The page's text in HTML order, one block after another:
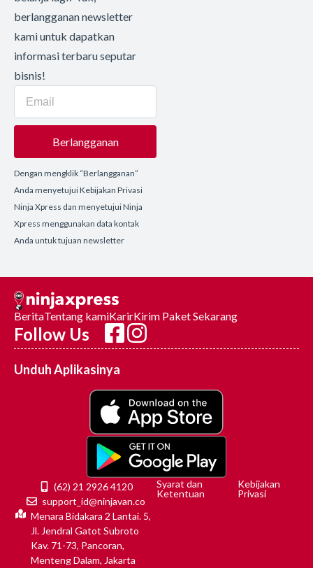
berlangganan newsletter
kami untuk dapatkan
informasi terbaru seputar
bisnis!
Berlangganan
Dengan mengklik “Berlangganan”
Anda menyetujui Kebijakan Privasi
Ninja Xpress dan menyetujui Ninja
Xpress menggunakan data kontak
Anda untuk tujuan newsletter
BeritaTentang kamiKarirKirim Paket Sekarang
Follow Us
Unduh Aplikasinya
(62) 21 2926 4120
support_id@ninjavan.co
Menara Bidakara 2 Lantai. 5,
Jl. Jendral Gatot Subroto
Kav. 71-73, Pancoran,
Menteng Dalam, Jakarta
Syarat dan
Ketentuan
Kebijakan
Privasi